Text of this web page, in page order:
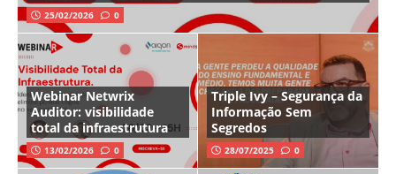
25/02/2026 0
Webinar Netwrix
Auditor: visibilidade
total da infraestrutura
13/02/2026 0
Triple Ivy – Segurança da
Informação Sem
Segredos
28/07/2025 0